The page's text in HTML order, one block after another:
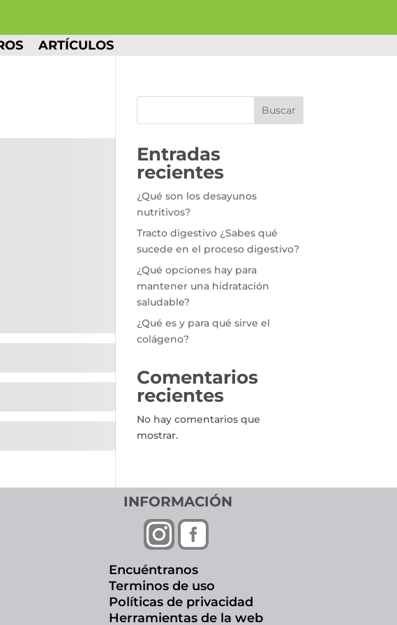
ARTÍCULOS
Buscar
Entradas
recientes
¿Qué son los desayunos
nutritivos?
Tracto digestivo ¿Sabes qué
sucede en el proceso digestivo?
¿Qué opciones hay para
mantener una hidratación
saludable?
¿Qué es y para qué sirve el
colágeno?
Comentarios
recientes
No hay comentarios que
mostrar.
INFORMACIÓN
 
Encuéntranos
Terminos de uso
Políticas de privacidad
Herramientas de la web